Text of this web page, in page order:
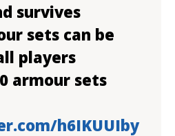
survives
sets can be
players
armour sets
h6IKUUIby